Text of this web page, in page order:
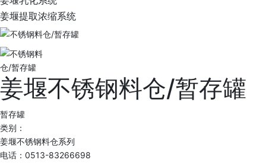
姜堰提取浓缩系统
姜堰不锈钢料仓/暂存罐
暂存罐
类别：
姜堰不锈钢料仓系列
电话：0513-83266698